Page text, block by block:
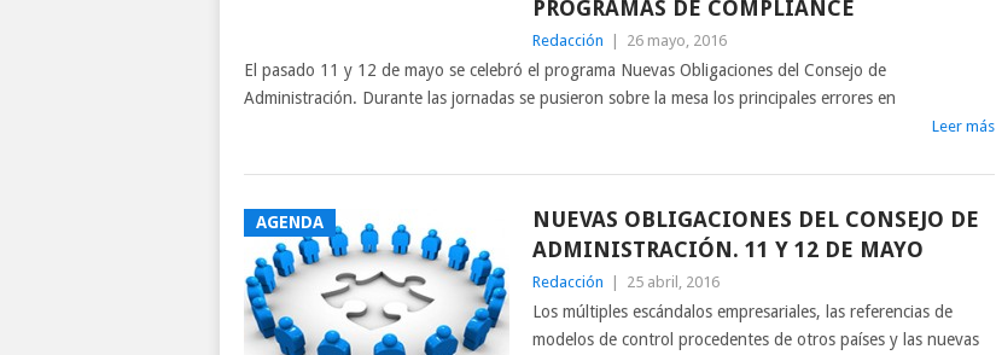
PROGRAMAS DE COMPLIANCE
Redacción 26 mayo, 2016
El pasado 11 y 12 de mayo se celebró el programa Nuevas Obligaciones del Consejo de
Administración. Durante las jornadas se pusieron sobre la mesa los principales errores en
Leer más
AGENDA
NUEVAS OBLIGACIONES DEL CONSEJO DE
ADMINISTRACIÓN. 11 Y 12 DE MAYO
Redacción 25 abril, 2016
Los múltiples escándalos empresariales, las referencias de
modelos de control procedentes de otros países y las nuevas